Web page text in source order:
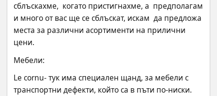
сблъскахме,  когато пристигнахме, а  предполагам
и много от вас ще се сблъскат, искам  да предложа
места за различни асортименти на прилични
цени.
Мебели:
Le cornu- тук има специален щанд, за мебели с
транспортни дефекти, който са в пъти по-ниски.